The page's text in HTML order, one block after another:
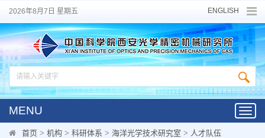
2026年8月7日 星期五 ENGLISH
MENU
首页 > 机构 > 科研体系 > 海洋光学技术研究室 > 人才队伍